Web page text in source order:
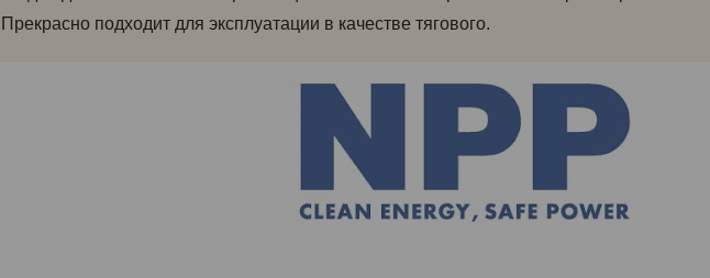
Прекрасно подходит для эксплуатации в качестве тягового.